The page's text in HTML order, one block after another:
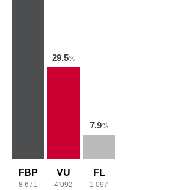
FBP
8’671
29.5%
VU
4’092
7.9%
FL
1’097